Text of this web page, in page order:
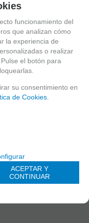
funcionamiento del
que analizan cómo
la experiencia de
o realizar
el botón para
su consentimiento en
de Cookies.
ACEPTAR Y
CONTINUAR